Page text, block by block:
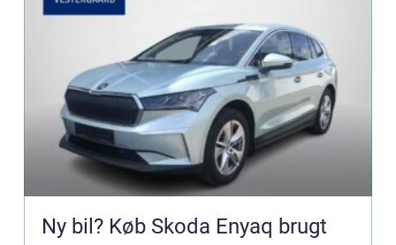
Ny bil? Køb Skoda Enyaq brugt